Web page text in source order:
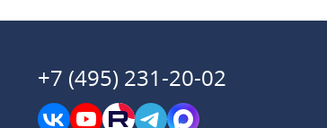
+7 (495) 231-20-02